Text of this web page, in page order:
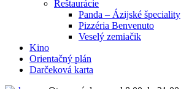
Reštaurácie
Panda – Ázijské špeciality
Pizzéria Benvenuto
Veselý zemiačik
Kino
Orientačný plán
Darčeková karta